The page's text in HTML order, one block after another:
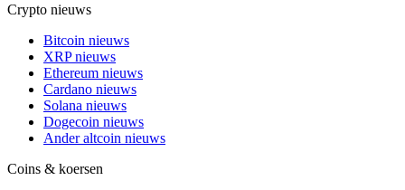
Crypto nieuws
Bitcoin nieuws
XRP nieuws
Ethereum nieuws
Cardano nieuws
Solana nieuws
Dogecoin nieuws
Ander altcoin nieuws
Coins & koersen